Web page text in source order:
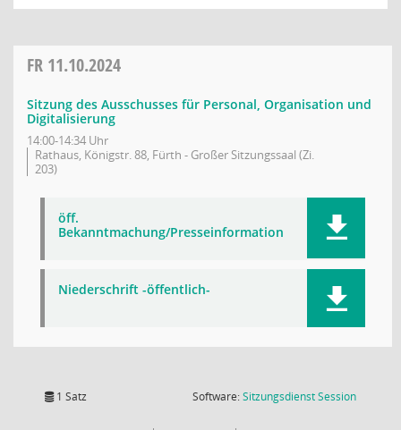
FR 11.10.2024
Sitzung des Ausschusses für Personal, Organisation und
Digitalisierung
14:00-14:34 Uhr
Rathaus, Königstr. 88, Fürth - Großer Sitzungssaal (Zi.
203)
öff.
Bekanntmachung/Presseinformation
Niederschrift -öffentlich-
1 Satz Software:SitzungsdienstSession(Wird in